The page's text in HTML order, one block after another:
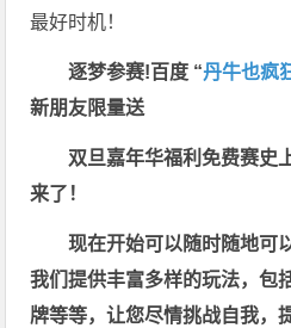
最好时机！
逐梦参赛!百度 “丹牛也疯
新朋友限量送
双旦嘉年华福利免费赛史
来了！
现在开始可以随时随地可
我们提供丰富多样的玩法，包
牌等等，让您尽情挑战自我，